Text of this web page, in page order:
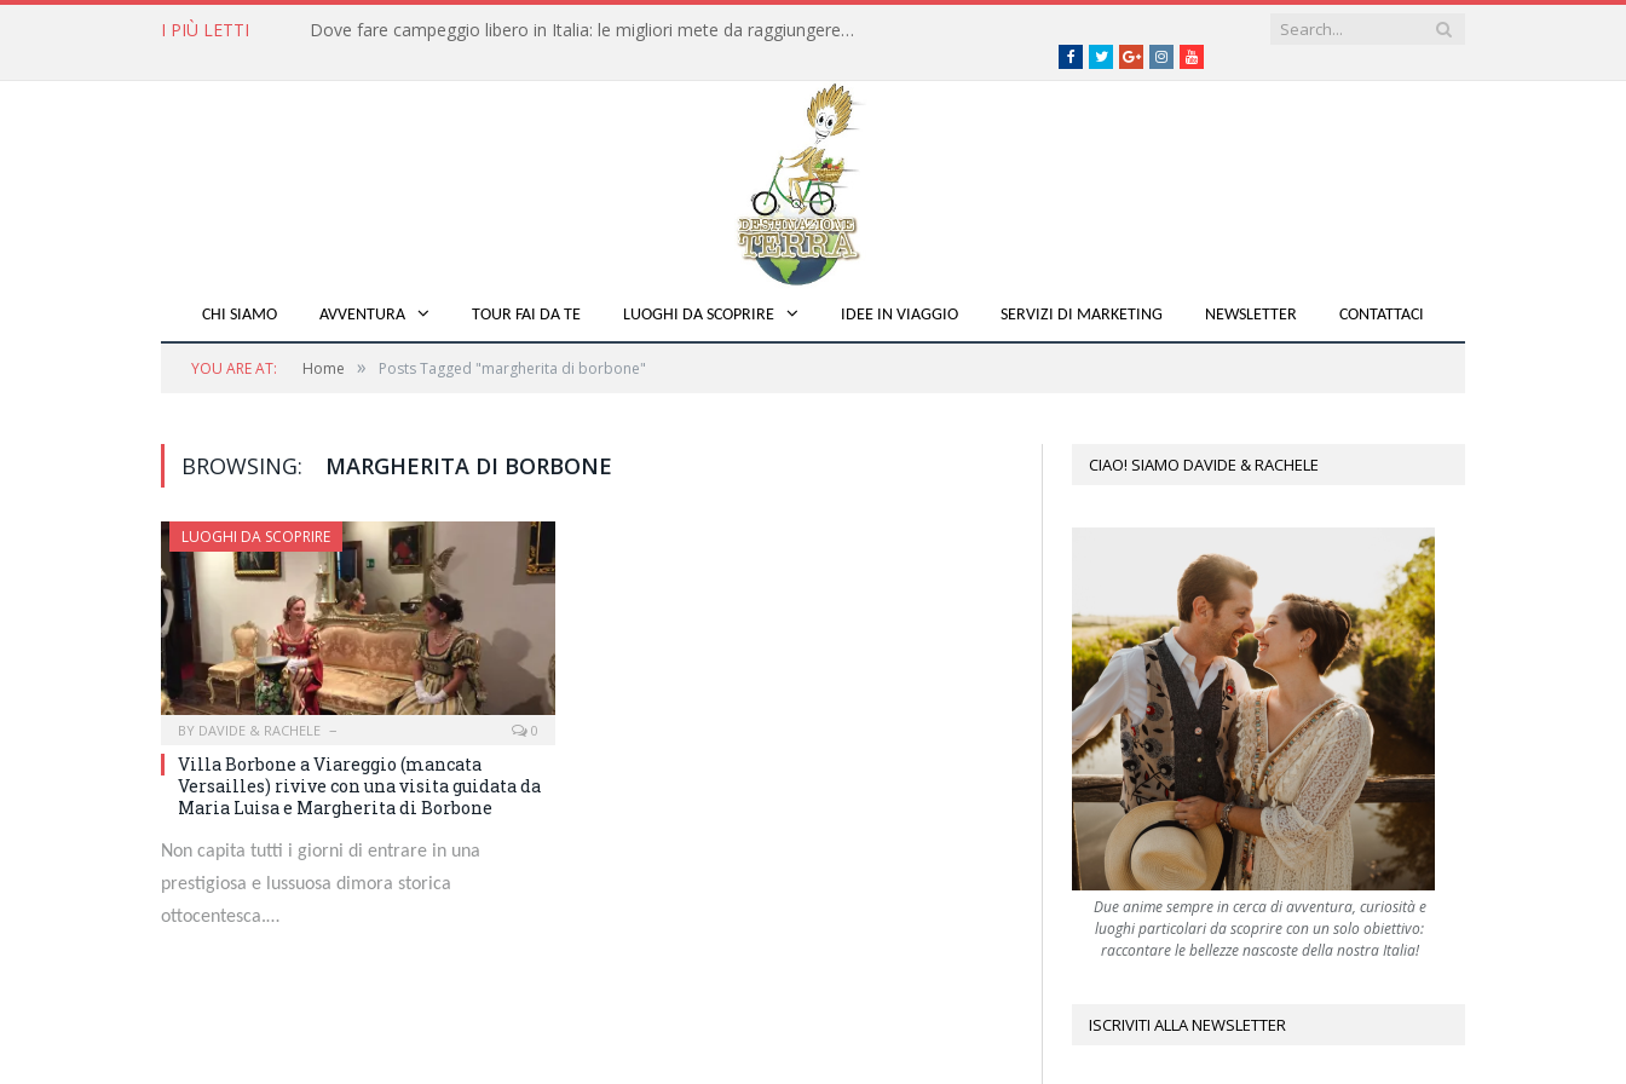
I PIÙ LETTI Dove fare campeggio libero in Italia: le migliori mete da raggiungere in traghetto
Facebook
TwitterGoogle+instagramyoutube
CHI SIAMO AVVENTURA TOUR FAI DA TE LUOGHI DA SCOPRIRE IDEE IN VIAGGIO SERVIZI DI MARKETING NEWSLETTER CONTATTACI
YOU ARE AT: Home » Posts Tagged "margherita di borbone"
BROWSING: MARGHERITA DI BORBONE
LUOGHI DA SCOPRIRE
BY DAVIDE & RACHELE 0
Villa Borbone a Viareggio (mancata
Versailles) rivive con una visita guidata da
Maria Luisa e Margherita di Borbone
Non capita tutti i giorni di entrare in una
prestigiosa e lussuosa dimora storica
ottocentesca.…
CIAO! SIAMO DAVIDE & RACHELE
Due anime sempre in cerca di avventura, curiosità e
luoghi particolari da scoprire con un solo obiettivo:
raccontare le bellezze nascoste della nostra Italia!
ISCRIVITI ALLA NEWSLETTER